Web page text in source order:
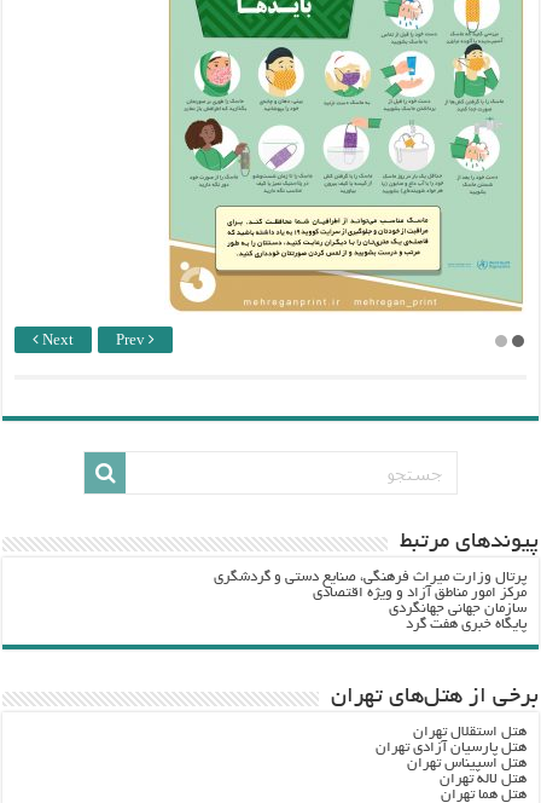
Next Prev
پيوندهاي مرتبط
پرتال وزارت ميراث فرهنگي، صنایع دستی و گردشگري
مرکز امور مناطق آزاد و ویژه اقتصادی
سازمان جهانی جهانگردی
پایگاه خبری هفت گرد
برخی از هتل‌های تهران
هتل استقلال تهران
هتل پارسیان آزادی تهران
هتل اسپیناس تهران
هتل لاله تهران
هتل هما تهران